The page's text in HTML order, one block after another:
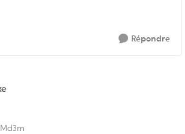
Répondre
Md3m